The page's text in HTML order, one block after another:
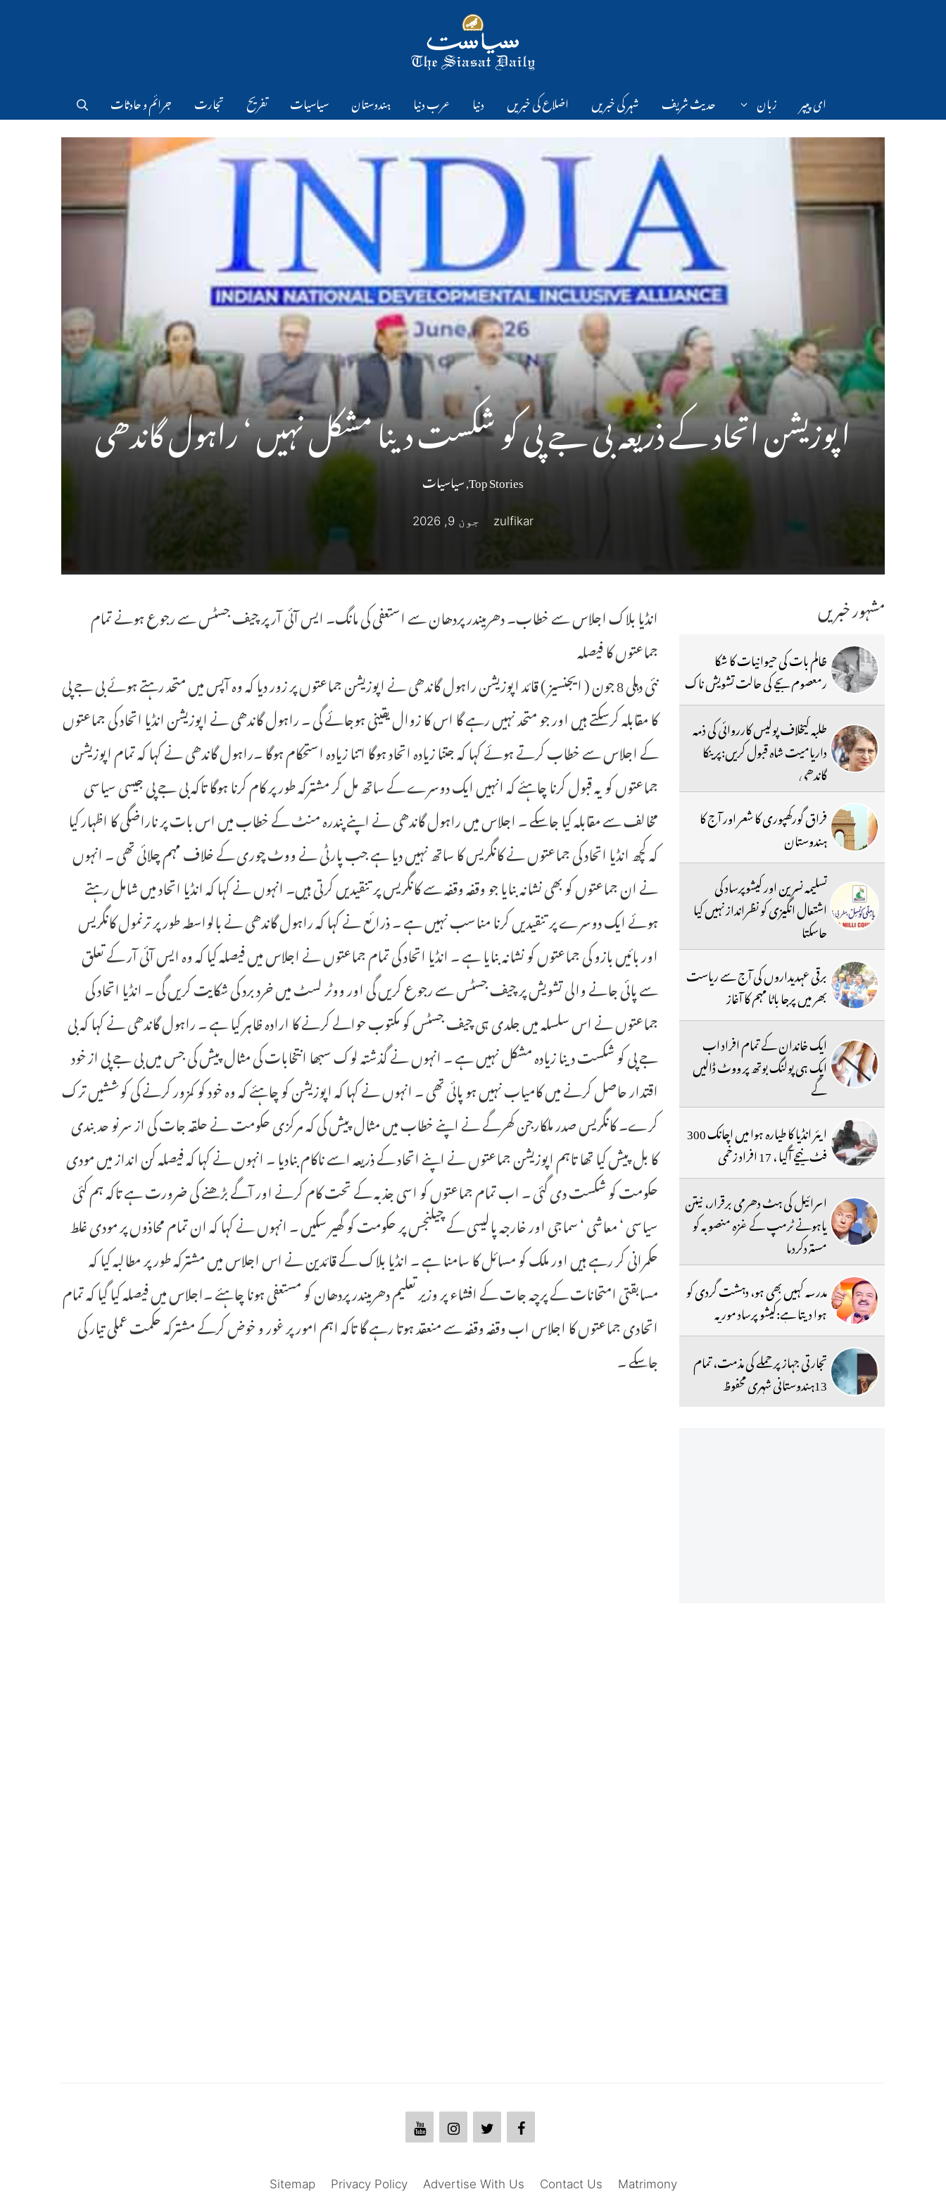
ای پیپر زبان حدیث شریف شہر کی خبریں اضلاع کی خبریں دنیا عرب دنیا ہندوستان سیاسیات تفریح تجارت جرائم و حادثات
اپوزیشن اتحاد کے ذریعہ بی جے پی کو شکست دینا مشکل نہیں ‘ راہول گاندھی
Top Stories
,سیاسیات
zulfikar جون 9, 2026
انڈیا بلاک اجلاس سے خطاب۔ دھرمیندر پردھان سے استعفی کی مانگ۔ ایس آئی آر پر چیف جسٹس سے رجوع ہونے تمام
جماعتوں کا فیصلہ
نئی دہلی 8 جون ( ایجنسیز ) قائد اپوزیشن راہول گاندھی نے اپوزیشن جماعتوں پر زور دیا کہ وہ آپس میں متحد رہتے ہوئے بی جے پی
کا مقابلہ کرسکتے ہیں اور جو متحد نہیں رہے گا اس کا زوال یقینی ہوجائے گی ۔ راہول گاندھی نے اپوزیشن انڈیا اتحاد کی جماعتوں
کے اجلاس سے خطاب کرتے ہوئے کہا کہ جتنا زیادہ اتحاد ہوگا اتنا زیادہ استحکام ہوگا ۔راہول گاندھی نے کہا کہ تمام اپوزیشن
جماعتوں کو یہ قبول کرنا چاہئے کہ انہیں ایک دوسرے کے ساتھ مل کر مشترکہ طور پر کام کرنا ہوگا تاکہ بی جے پی جیسی سیاسی
مخالف سے مقابلہ کیا جاسکے ۔ اجلاس میں راہول گاندھی نے اپنے پندرہ منٹ کے خطاب میں اس بات پر ناراضگی کا اظہار کیا
کہ کچھ انڈیا اتحاد کی جماعتوں نے کانگریس کا ساتھ نہیں دیا ہے جب پارٹی نے ووٹ چوری کے خلاف مہم چلائی تھی ۔ انہوں
نے ان جماعتوں کو بھی نشانہ بنایا جو وقفہ وقفہ سے کانگریس پر تنقیدیں کرتی ہیں۔ انہوں نے کہا کہ انڈیا اتحاد میں شامل رہتے
ہوئے ایک دوسرے پر تنقیدیں کرنا مناسب نہیں ہے ۔ ذرائع نے کہا کہ راہول گاندھی نے بالواسطہ طور پر ترنمول کانگریس
اور بائیں بازو کی جماعتوں کو نشانہ بنایا ہے ۔ انڈیا اتحاد کی تمام جماعتوں نے اجلاس میں فیصلہ کیا کہ وہ ایس آئی آر کے تعلق
سے پائی جانے والی تشویش پر چیف جسٹس سے رجوع کریں گی اور ووٹر لسٹ میں خرد برد کی شکایت کریں گی ۔ انڈیا اتحاد کی
جماعتوں نے اس سلسلہ میں جلدی ہی چیف جسٹس کو مکتوب حوالے کرنے کا ارادہ ظاہر کیا ہے ۔ راہول گاندھی نے کہا کہ بی
جے پی کو شکست دینا زیادہ مشکل نہیں ہے ۔ انہوں نے گذشتہ لوک سبھا انتخابات کی مثال پیش کی جس میں بی جے پی از خود
اقتدار حاصل کرنے میں کامیاب نہیں ہو پائی تھی ۔ انہوں نے کہا کہ اپوزیشن کو چاہئے کہ وہ خود کو کمزور کرنے کی کوششیں ترک
کرے۔ کانگریس صدر ملکارجن کھرگے نے اپنے خطاب میں مثال پیش کی کہ مرکزی حکومت نے حلقہ جات کی از سر نو حد بندی
کا بل پیش کیا تھا تاہم اپوزیشن جماعتوں نے اپنے اتحاد کے ذریعہ اسے ناکام بنادیا ۔ انہوں نے کہا کہ فیصلہ کن انداز میں مودی
حکومت کو شکست دی گئی ۔ اب تمام جماعتوں کو اسی جذبہ کے تحت کام کرنے اور آگے بڑھنے کی ضرورت ہے تاکہ ہم کئی
سیاسی ‘ معاشی ‘ سماجی اور خارجہ پالیسی کے چیلنجس پر حکومت کو گھیر سکیں ۔ انہوں نے کہا کہ ان تمام محاذوں پر مودی غلط
حکمرانی کر رہے ہیں اور ملک کو مسائل کا سامنا ہے ۔ انڈیا بلاک کے قائدین نے اس اجلاس میں مشترکہ طور پر مطالبہ کیا کہ
مسابقتی امتحانات کے پرچہ جات کے افشاء پر وزیر تعلیم دھرمیندر پردھان کو مستعفی ہونا چاہئے ۔اجلاس میں فیصلہ کیا گیا کہ تمام
اتحادی جماعتوں کا اجلاس اب وقفہ وقفہ سے منعقد ہوتا رہے گا تاکہ اہم امور پر غور و خوض کرکے مشترکہ حکمت عملی تیار کی
جاسکے ۔
مشہور خبریں
ظالم بات کی حیوانیات کا شکا
رمعصوم بچے کی حالت تشویش ناک
طلبہ کیخلاف پولیس کارروائی کی ذمہ
داریامیت شاہ قبول کریں:پرینکا
گاندھی
فراق گورکھپوری کا شعر اور آج کا
ہندوستان
تسلیمہ نسرین اور کیشوپرساد کی
اشتعال انگیزی کو نظرانداز نہیں کیا
جاسکتا
برقی عہدیداروں کی آج سے ریاست
بھر میں پرجا باٹا مہم کا آغاز
ایک خاندان کے تمام افراد اب
ایک ہی پولنگ بوتھ پر ووٹ ڈالیں
گے
ایئر انڈیا کا طیارہ ہوا میں اچانک 300
فٹ نیچے آگیا ، 17 افراد زخمی
اسرائیل کی ہٹ دھرمی برقرار، نیتن
یاہونے ٹرمپ کے غزہ منصوبہ کو
مستردکردیا
مدرسہ کہیں بھی ہو، دہشت گردی کو
ہوا دیتا ہے:کیشو پرساد موریہ
تجارتی جہاز پر حملے کی مذمت، تمام
13ہندوستانی شہری محفوظ
Matrimony
Contact Us
Advertise With Us
Privacy Policy
Sitemap